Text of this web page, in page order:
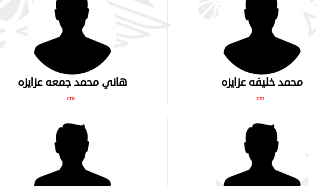
هاني محمد جمعه عزايزه
cm
محمد خليفه عزايزه
cm